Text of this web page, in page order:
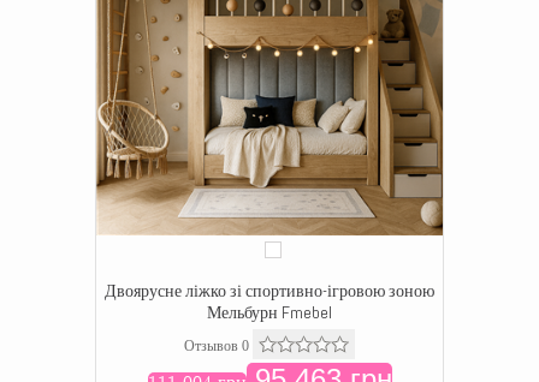
Двоярусне ліжко зі спортивно-ігровою зоною
Мельбурн Fmebel
Отзывов 0